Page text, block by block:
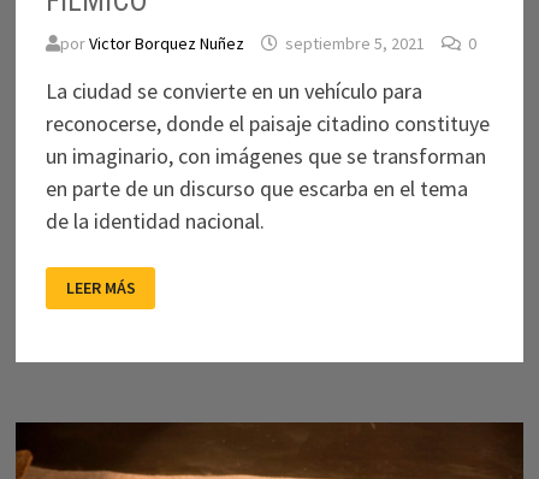
porVictor Borquez Nuñez septiembre 5, 2021 0
La ciudad se convierte en un vehículo para
reconocerse, donde el paisaje citadino constituye
un imaginario, con imágenes que se transforman
en parte de un discurso que escarba en el tema
de la identidad nacional.
CIUDAD
COMO
LEER MÁS